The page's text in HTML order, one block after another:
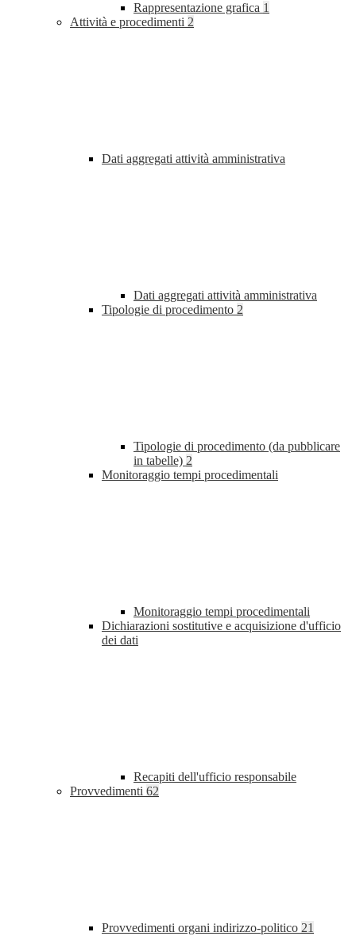
Rappresentazione grafica 1
Attività e procedimenti 2
Dati aggregati attività amministrativa
Dati aggregati attività amministrativa
Tipologie di procedimento 2
Tipologie di procedimento (da pubblicare
in tabelle) 2
Monitoraggio tempi procedimentali
Monitoraggio tempi procedimentali
Dichiarazioni sostitutive e acquisizione d'ufficio
dei dati
Recapiti dell'ufficio responsabile
Provvedimenti 62
Provvedimenti organi indirizzo-politico 21